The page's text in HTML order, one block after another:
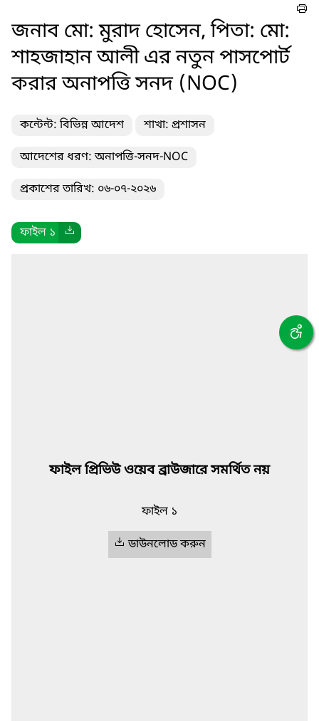
জনাব মো: মুরাদ হোসেন, পিতা: মো:
শাহজাহান আলী এর নতুন পাসপোর্ট
করার অনাপত্তি সনদ (NOC)
কন্টেন্ট: বিভিন্ন আদেশ শাখা: প্রশাসন
আদেশের ধরণ: অনাপত্তি-সনদ-NOC
প্রকাশের তারিখ: ০৬-০৭-২০২৬
ফাইল ১
ফাইল প্রিভিউ ওয়েব ব্রাউজারে সমর্থিত নয়
ফাইল ১
ডাউনলোড করুন